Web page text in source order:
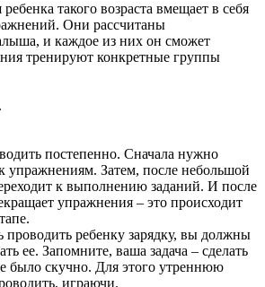
такого возраста вмещает в себя
Они рассчитаны
и каждое из них он сможет
тренируют конкретные группы
постепенно. Сначала нужно
упражнениям. Затем, после небольшой
к выполнению заданий. И после
упражнения – это происходит
проводить ребенку зарядку, вы должны
ее. Запомните, ваша задача – сделать
было скучно. Для этого утреннюю
играючи.